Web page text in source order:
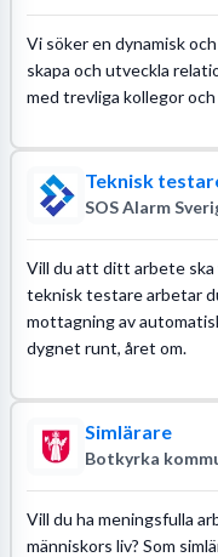
Vi söker en dynamisk
skapa och utveckla
med trevliga kollegor
Teknisk
SOS Alarm
Vill du att ditt arbete ska
teknisk testare arbetar
mottagning av
dygnet runt, året om.
Simlärare
Botkyrka
Vill du ha meningsfulla
människors liv? Som